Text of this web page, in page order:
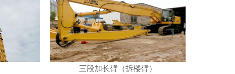
三段加长臂（拆楼臂）